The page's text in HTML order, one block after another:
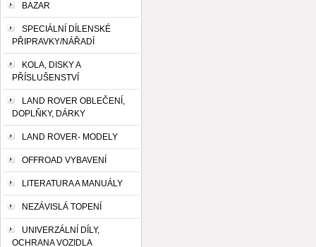
BAZAR
SPECIÁLNÍ DÍLENSKÉ
PŘIPRAVKY/NÁŘADÍ
KOLA, DISKY A
PŘÍSLUŠENSTVÍ
LAND ROVER OBLEČENÍ,
DOPLŇKY, DÁRKY
LAND ROVER- MODELY
OFFROAD VYBAVENÍ
LITERATURA A MANUÁLY
NEZÁVISLÁ TOPENÍ
UNIVERZÁLNÍ DÍLY,
OCHRANA VOZIDLA